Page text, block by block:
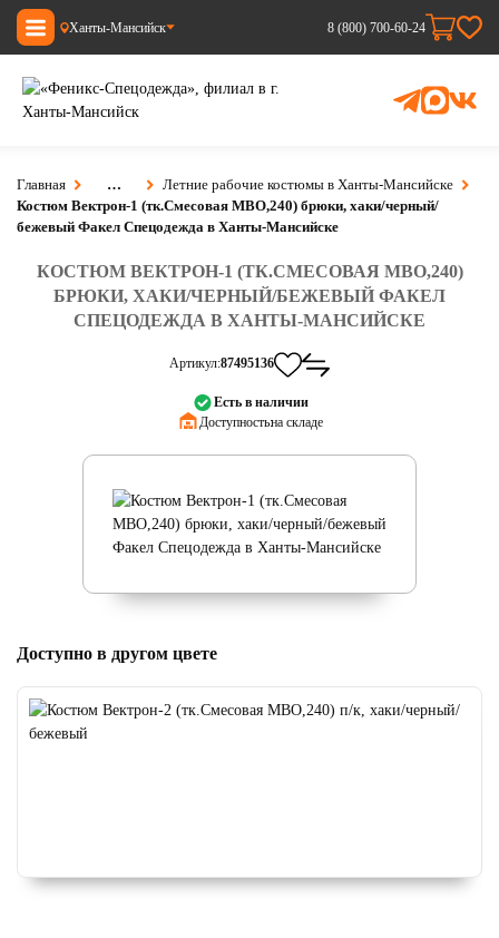
Ханты-Мансийск 8 (800) 700-60-24
Главная …
Летние рабочие костюмы в Ханты-Мансийске
Костюм Вектрон-1 (тк.Смесовая МВО,240) брюки, хаки/черный/
бежевый Факел Спецодежда в Ханты-Мансийске
КОСТЮМ ВЕКТРОН-1 (ТК.СМЕСОВАЯ МВО,240)
БРЮКИ, ХАКИ/ЧЕРНЫЙ/БЕЖЕВЫЙ ФАКЕЛ
СПЕЦОДЕЖДА В ХАНТЫ-МАНСИЙСКЕ
Артикул:87495136
Есть в наличии
Доступность:на складе
Доступно в другом цвете